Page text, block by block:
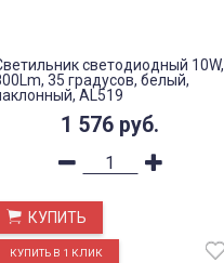
светодиодный 10W,
35 градусов, белый,
AL519
1 576 руб.
КУПИТЬ